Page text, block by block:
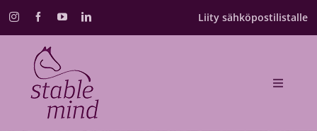
Skip
content
Liity sähköpostilistalle
Toggle